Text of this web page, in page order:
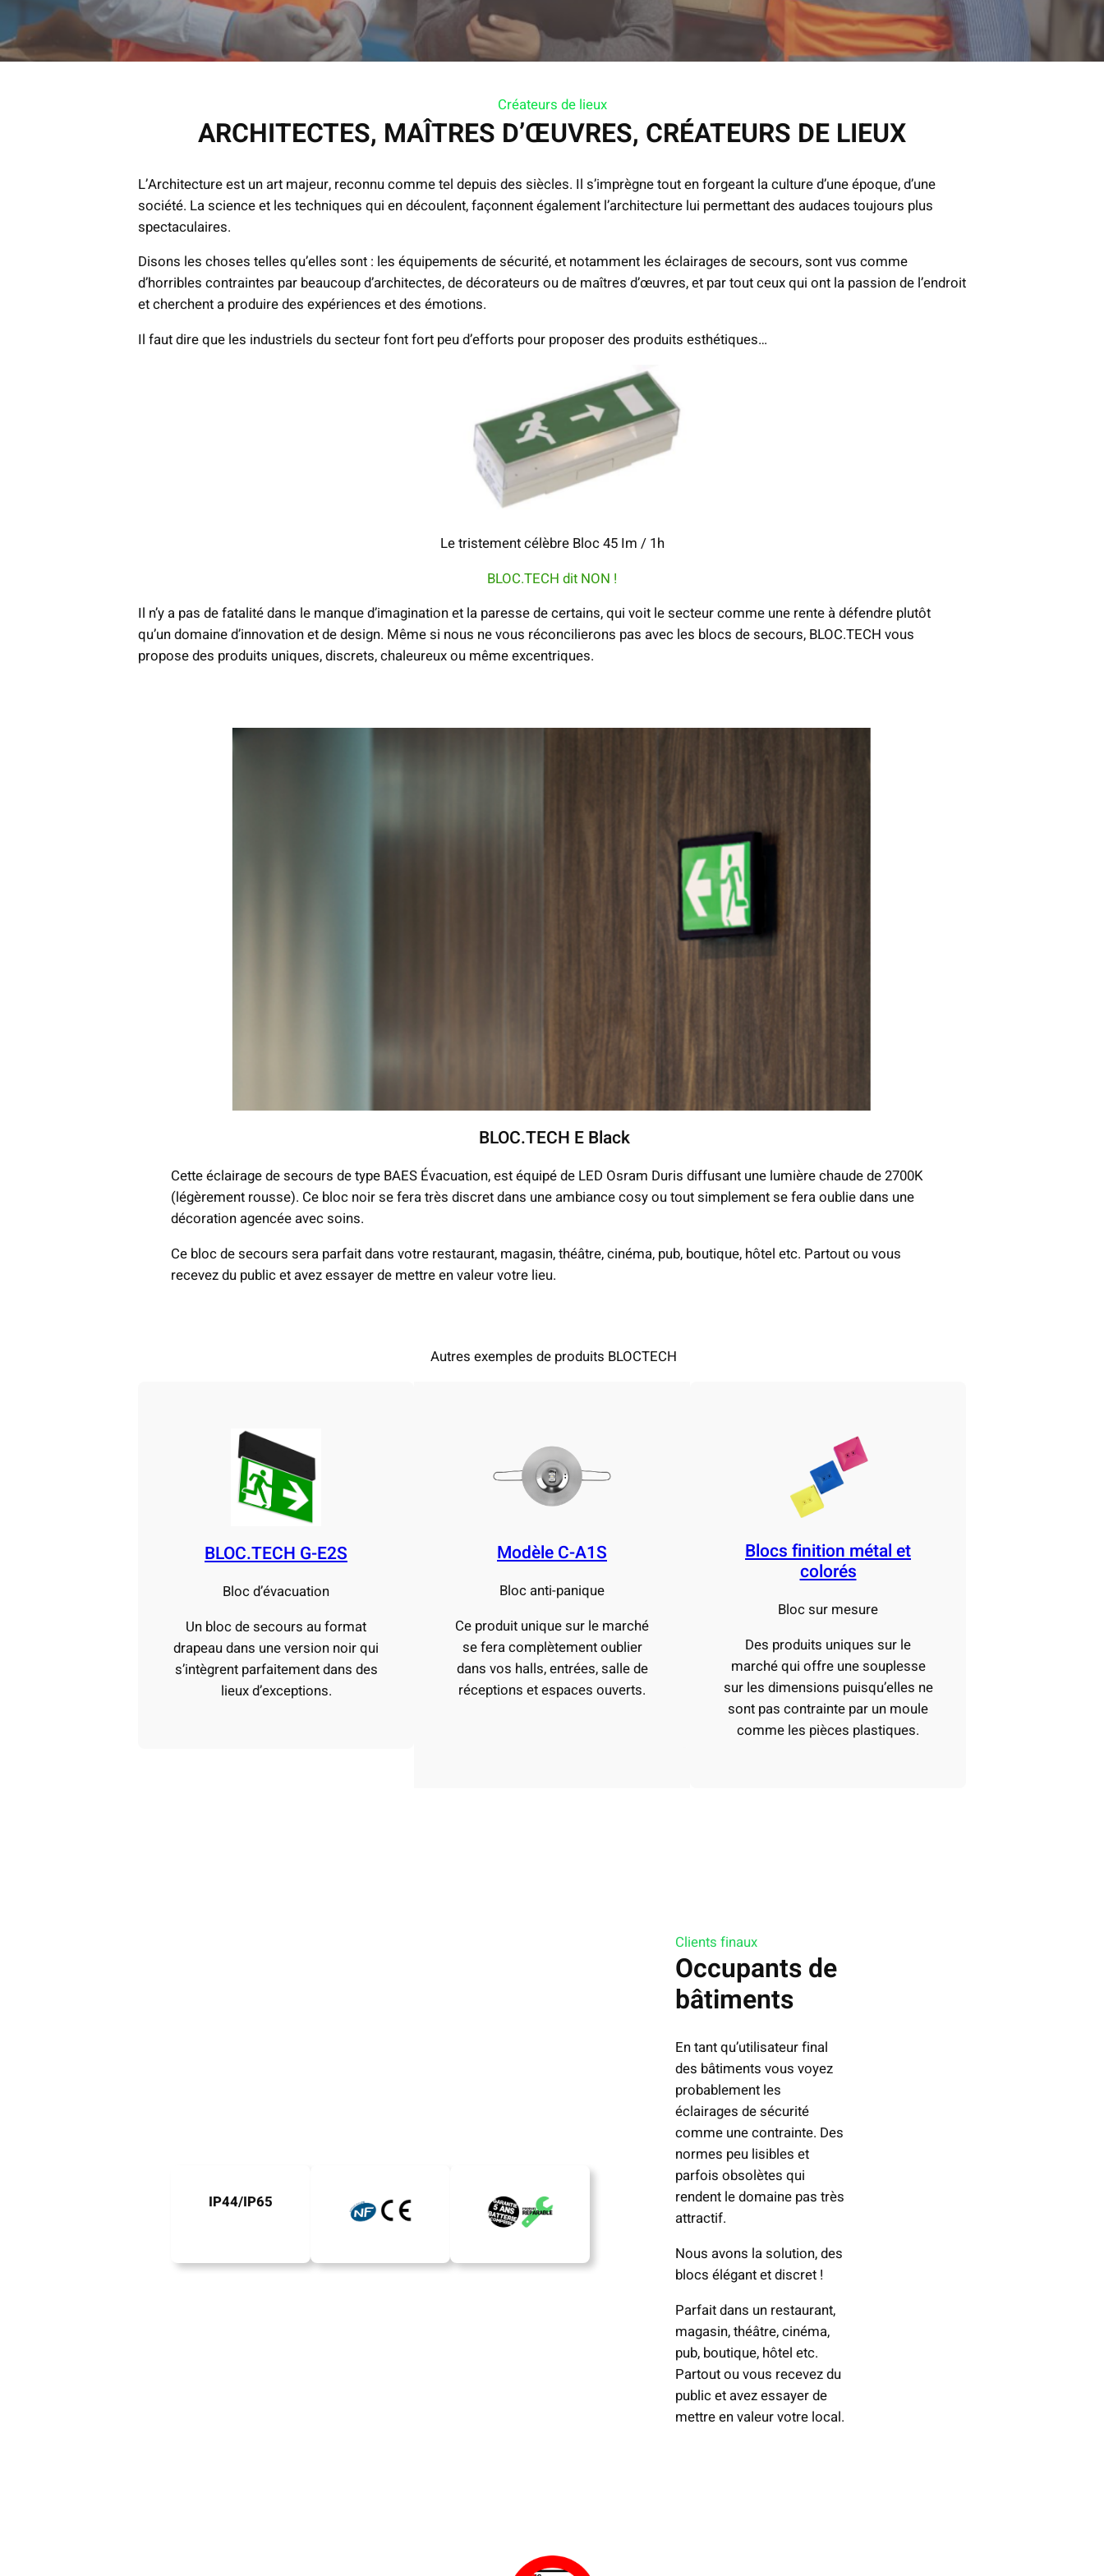
Créateurs de lieux
ARCHITECTES, MAÎTRES D’ŒUVRES, CRÉATEURS DE LIEUX
L’Architecture est un art majeur, reconnu comme tel depuis des siècles. Il s’imprègne tout en forgeant la culture d’une époque, d’une
société. La science et les techniques qui en découlent, façonnent également l’architecture lui permettant des audaces toujours plus
spectaculaires.
Disons les choses telles qu’elles sont : les équipements de sécurité, et notamment les éclairages de secours, sont vus comme
d’horribles contraintes par beaucoup d’architectes, de décorateurs ou de maîtres d’œuvres, et par tout ceux qui ont la passion de l’endroit
et cherchent a produire des expériences et des émotions.
Il faut dire que les industriels du secteur font fort peu d’efforts pour proposer des produits esthétiques…
Le tristement célèbre Bloc 45 Im / 1h
BLOC.TECH dit NON !
Il n’y a pas de fatalité dans le manque d’imagination et la paresse de certains, qui voit le secteur comme une rente à défendre plutôt
qu’un domaine d’innovation et de design. Même si nous ne vous réconcilierons pas avec les blocs de secours, BLOC.TECH vous
propose des produits uniques, discrets, chaleureux ou même excentriques.
BLOC.TECH E Black
Cette éclairage de secours de type BAES Évacuation, est équipé de LED Osram Duris diffusant une lumière chaude de 2700K
(légèrement rousse). Ce bloc noir se fera très discret dans une ambiance cosy ou tout simplement se fera oublie dans une
décoration agencée avec soins.
Ce bloc de secours sera parfait dans votre restaurant, magasin, théâtre, cinéma, pub, boutique, hôtel etc. Partout ou vous
recevez du public et avez essayer de mettre en valeur votre lieu.
Autres exemples de produits BLOCTECH
BLOC.TECH G-E2S
Bloc d’évacuation
Un bloc de secours au format
drapeau dans une version noir qui
s’intègrent parfaitement dans des
lieux d’exceptions.
Modèle C-A1S
Bloc anti-panique
Ce produit unique sur le marché
se fera complètement oublier
dans vos halls, entrées, salle de
réceptions et espaces ouverts.
Blocs finition métal et
colorés
Bloc sur mesure
Des produits uniques sur le
marché qui offre une souplesse
sur les dimensions puisqu’elles ne
sont pas contrainte par un moule
comme les pièces plastiques.
IP44/IP65
Clients finaux
Occupants de
bâtiments
En tant qu’utilisateur final
des bâtiments vous voyez
probablement les
éclairages de sécurité
comme une contrainte. Des
normes peu lisibles et
parfois obsolètes qui
rendent le domaine pas très
attractif.
Nous avons la solution, des
blocs élégant et discret !
Parfait dans un restaurant,
magasin, théâtre, cinéma,
pub, boutique, hôtel etc.
Partout ou vous recevez du
public et avez essayer de
mettre en valeur votre local.